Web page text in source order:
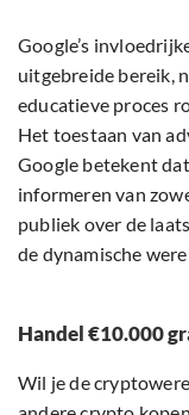
Google’s
uitgebreide bereik,
educatieve proces
Het toestaan van
Google betekent
informeren van
publiek over de
de dynamische
Handel €10.000
Wil je de